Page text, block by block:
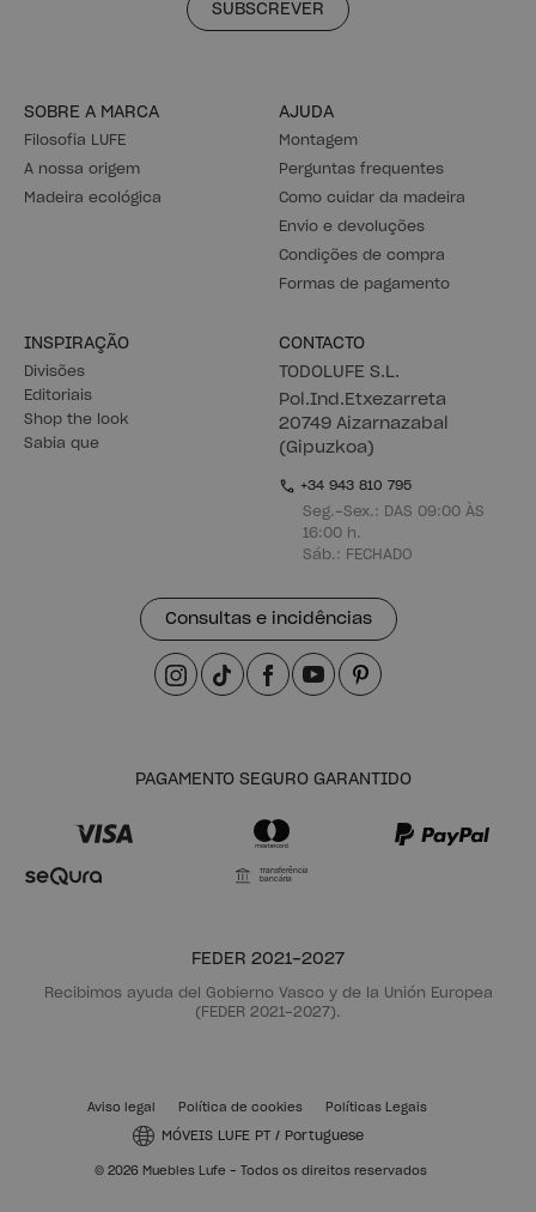
SUBSCREVER
SOBRE A MARCA
Filosofia LUFE
A nossa origem
Madeira ecológica
AJUDA
Montagem
Perguntas frequentes
Como cuidar da madeira
Envio e devoluções
Condições de compra
Formas de pagamento
INSPIRAÇÃO
Divisões
Editoriais
Shop the look
Sabia que
CONTACTO
TODOLUFE S.L.
Pol.Ind.Etxezarreta
20749 Aizarnazabal
(Gipuzkoa)
+34 943 810 795
Seg.-Sex.: DAS 09:00 ÀS
16:00 h.
Sáb.: FECHADO
Consultas e incidências
PAGAMENTO SEGURO GARANTIDO
Transferência
bancária
FEDER 2021-2027
Recibimos ayuda del Gobierno Vasco y de la Unión Europea
(FEDER 2021-2027).
© 2026 Muebles Lufe - Todos os direitos reservados
Aviso legal Política de cookies Políticas Legais
MÓVEIS LUFE PT / Portuguese